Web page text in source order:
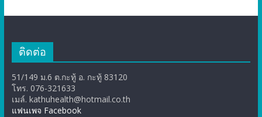
ติดต่อ
51/149 ม.6 ต.กะทู้ อ. กะทู้ 83120
โทร. 076-321633
เมล์. kathuhealth@hotmail.co.th
แฟนเพจ Facebook